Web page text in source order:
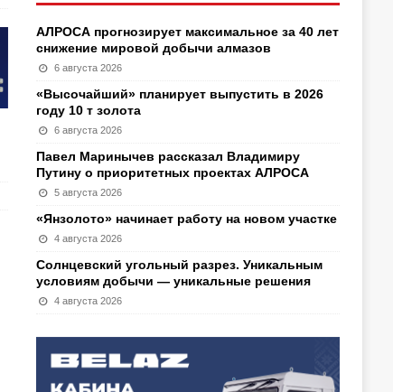
АЛРОСА прогнозирует максимальное за 40 лет
снижение мировой добычи алмазов
6 августа 2026
«Высочайший» планирует выпустить в 2026
году 10 т золота
6 августа 2026
Павел Маринычев рассказал Владимиру
Путину о приоритетных проектах АЛРОСА
5 августа 2026
«Янзолото» начинает работу на новом участке
4 августа 2026
Солнцевский угольный разрез. Уникальным
условиям добычи — уникальные решения
4 августа 2026